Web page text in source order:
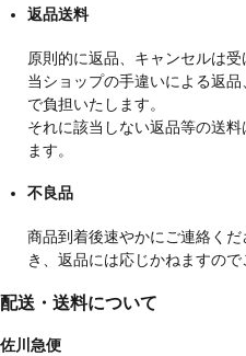
返品送料
原則的に返品、キャンセルは受
当ショップの手違いによる返
で負担いたします。
それに該当しない返品等の送
ます。
不良品
商品到着後速やかにご連絡く
き、返品には応じかねますので
配送・送料について
佐川急便